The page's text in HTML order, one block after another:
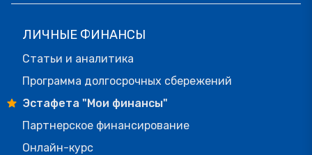
ЛИЧНЫЕ ФИНАНСЫ
Статьи и аналитика
Программа долгосрочных сбережений
Эстафета "Мои финансы"
Партнерское финансирование
Онлайн-курс